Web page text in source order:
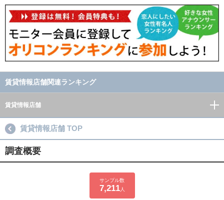
賃貸情報店舗関連ランキング
賃貸情報店舗
賃貸情報店舗 TOP
調査概要
サンプル数
7,211人